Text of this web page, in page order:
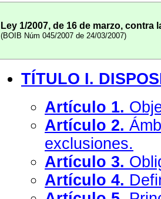
Ley 1/2007, de 16 de marzo,
(BOIB Núm 045/2007 de 24/03/2007)
TÍTULO I.
Artículo 1.
Artículo 2.
exclusiones.
Artículo 3.
Artículo 4.